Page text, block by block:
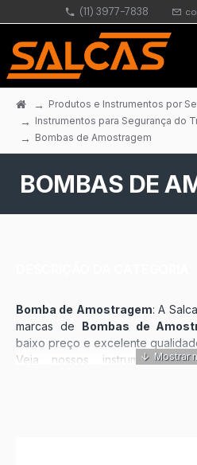
(11) 3977-7838
Produtos e Instrumentos por
Instrumentos para Segurança do
Bombas de Amostragem
BOMBAS DE
Bomba de Amostragem: A
marcas de Bombas de
baixo preço e excelente
Veja nossos instrumentos